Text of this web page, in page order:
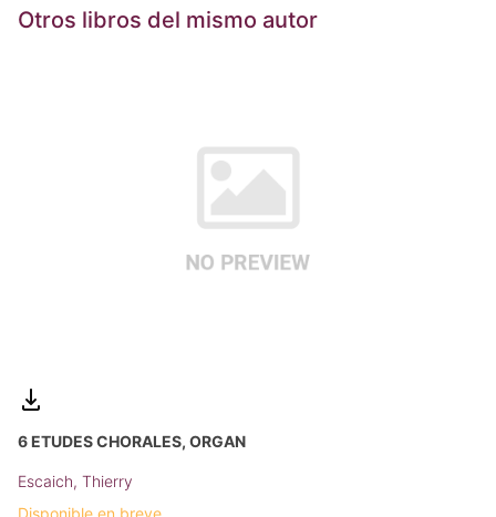
Otros libros del mismo autor
6 ETUDES CHORALES, ORGAN
Escaich, Thierry